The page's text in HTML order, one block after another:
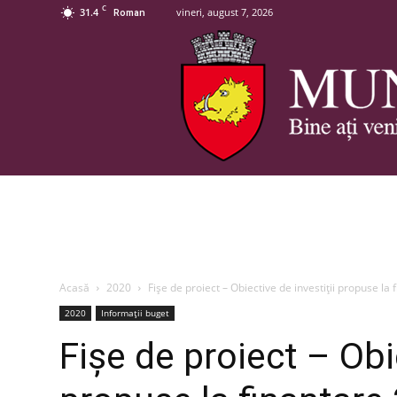
31.4 C Roman vineri, august 7, 2026
Acasă 2020 Fișe de proiect – Obiective de investiții propuse la
2020 Informații buget
Fișe de proiect –